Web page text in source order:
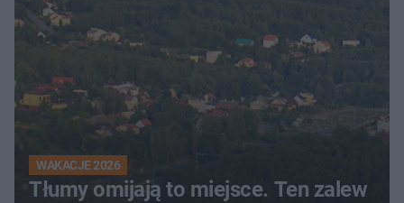
WAKACJE 2026
Tłumy omijają to miejsce. Ten zalew